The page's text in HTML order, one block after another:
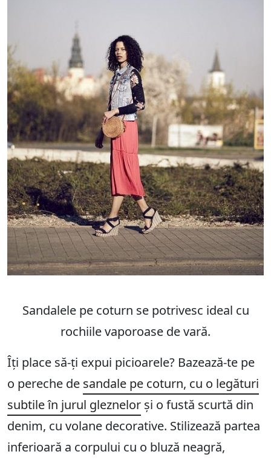
Sandalele pe coturn se potrivesc ideal cu
rochiile vaporoase de vară.
Îți place să-ți expui picioarele? Bazează-te pe
o pereche de sandale pe coturn, cu o legături
subtile în jurul gleznelor și o fustă scurtă din
denim, cu volane decorative. Stilizează partea
inferioară a corpului cu o bluză neagră,